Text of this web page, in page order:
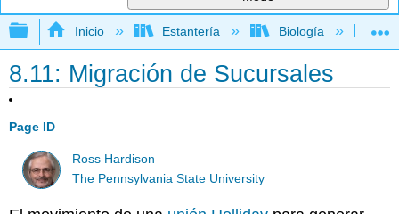
Expandir/contraer jerarquía global
Inicio Estantería Biología
8.11: Migración de Sucursales
Page ID
Ross Hardison
The Pennsylvania State University